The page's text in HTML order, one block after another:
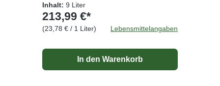
Er ist vollmundig, dicht gewoben, wärmend
am Gaumen, mit schöner mineralischer
Säure. Die Gärung wird im Stahltank
Batonnage, der Wein reift dann für 10-12
Monate im Barrique, danach noch 3
weitere Monate auf der Flasche. Ideal zu
Inhalt: 9 Liter
213,99 €*
(23,78 € / 1 Liter) Lebensmittelangaben
In den Warenkorb